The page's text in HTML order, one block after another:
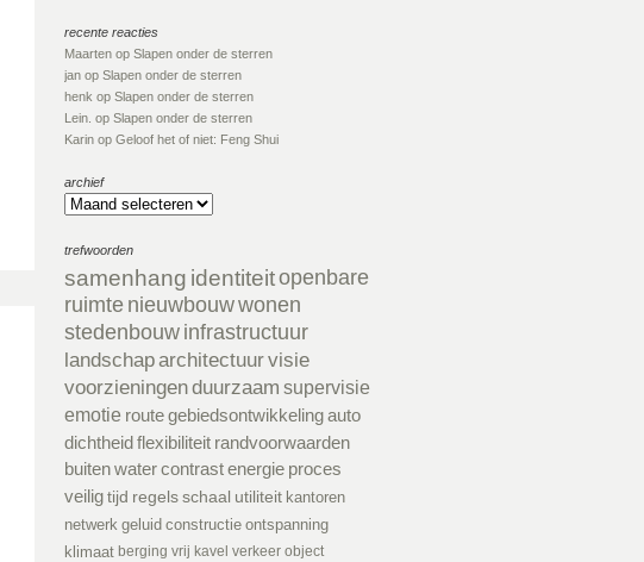
recente reacties
Maarten op Slapen onder de sterren
jan op Slapen onder de sterren
henk op Slapen onder de sterren
Lein. op Slapen onder de sterren
Karin op Geloof het of niet: Feng Shui
archief
trefwoorden
samenhang identiteitopenbare
ruimte nieuwbouwwonen
stedenbouw infrastructuur
landschaparchitectuurvisie
voorzieningenduurzaam supervisie
emotie routegebiedsontwikkelingauto
dichtheidflexibiliteit randvoorwaarden
buitenwatercontrastenergie proces
veiligtijd regelsschaal utiliteit kantoren
netwerk geluid constructie ontspanning
klimaat berging vrij kavel verkeer object